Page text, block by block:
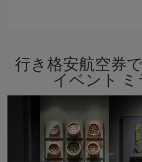
行き格安航空券
イベント ミ